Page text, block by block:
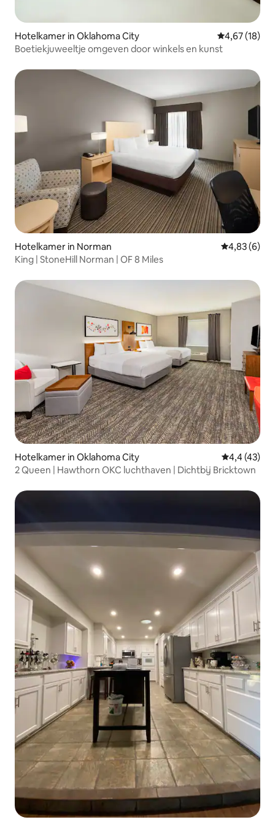
Hotelkamer in Oklahoma City Gemiddelde
4,67 (18)
Boetiekjuweeltje omgeven door winkels en kunst
Hotelkamer in Norman Gemiddelde
4,83 (6)
King | StoneHill Norman | OF 8 Miles
Hotelkamer in Oklahoma City
4,4 (43)
2 Queen | Hawthorn OKC luchthaven | Dichtbij Bricktown